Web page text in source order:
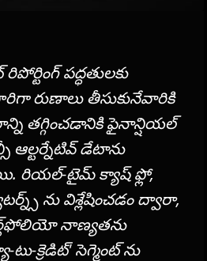
పద్ధతులకు
రుణాలు తీసుకునేవారికి
తగ్గించడానికి ఫైనాన్షియల్
ఆల్టర్నేటివ్ డేటాను
రియల్-టైమ్ క్యాష్ ఫ్లో,
ను విశ్లేషించడం ద్వారా,
నాణ్యతను
టు-క్రెడిట్' సెగ్మెంట్ ను